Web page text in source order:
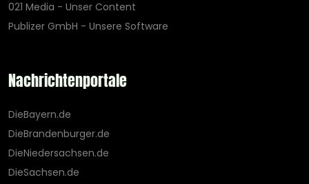
021 Media - Unser Content
Publizer GmbH - Unsere Software
Nachrichtenportale
DieBayern.de
DieBrandenburger.de
DieNiedersachsen.de
DieSachsen.de